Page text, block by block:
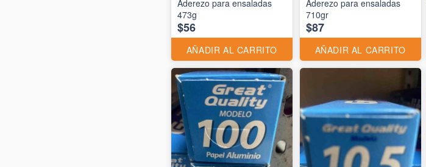
Aderezo para ensaladas
473g
$56
AÑADIR AL CARRITO
Aderezo para ensaladas
710gr
$87
AÑADIR AL CARRITO